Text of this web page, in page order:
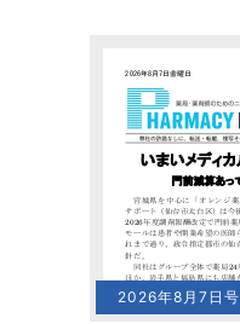
2026年8月7日号